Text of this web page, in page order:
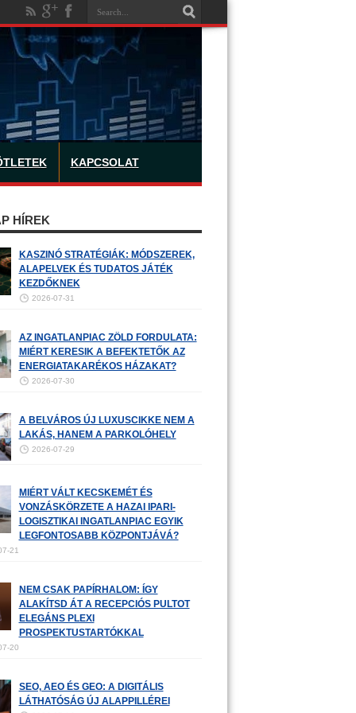
KAPCSOLAT
HÍREK
KASZINÓ STRATÉGIÁK: MÓDSZEREK,
ALAPELVEK ÉS TUDATOS JÁTÉK
KEZDŐKNEK
2026-07-31
AZ INGATLANPIAC ZÖLD FORDULATA:
MIÉRT KERESIK A BEFEKTETŐK AZ
ENERGIATAKARÉKOS HÁZAKAT?
2026-07-30
A BELVÁROS ÚJ LUXUSCIKKE NEM A
LAKÁS, HANEM A PARKOLÓHELY
2026-07-29
MIÉRT VÁLT KECSKEMÉT ÉS
VONZÁSKÖRZETE A HAZAI IPARI-
LOGISZTIKAI INGATLANPIAC EGYIK
LEGFONTOSABB KÖZPONTJÁVÁ?
21
NEM CSAK PAPÍRHALOM: ÍGY
ALAKÍTSD ÁT A RECEPCIÓS PULTOT
ELEGÁNS PLEXI
PROSPEKTUSTARTÓKKAL
20
SEO, AEO ÉS GEO: A DIGITÁLIS
LÁTHATÓSÁG ÚJ ALAPPILLÉREI